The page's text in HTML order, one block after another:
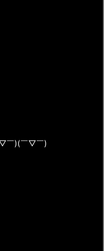
￣)(￣▽￣)